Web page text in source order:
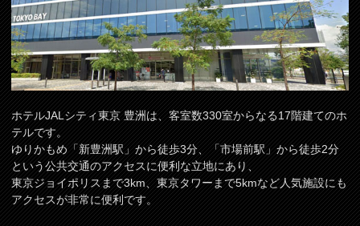
ホテルJALシティ東京 豊洲は、客室数330室からなる17階建てのホ
テルです。
ゆりかもめ「新豊洲駅」から徒歩3分、「市場前駅」から徒歩2分
という公共交通のアクセスに便利な立地にあり、
東京ジョイポリスまで3km、東京タワーまで5kmなど人気施設にも
アクセスが非常に便利です。